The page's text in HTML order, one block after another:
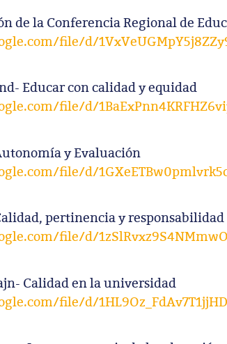
de la Conferencia Regional de
file/d/
Educar con calidad y equidad
file/d/
y Evaluación
file/d/
pertinencia y
file/d/
Calidad en la universidad
file/d/